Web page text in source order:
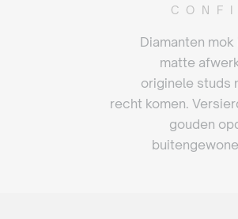
Diamanten
matte
originele studs
recht komen.
gouden